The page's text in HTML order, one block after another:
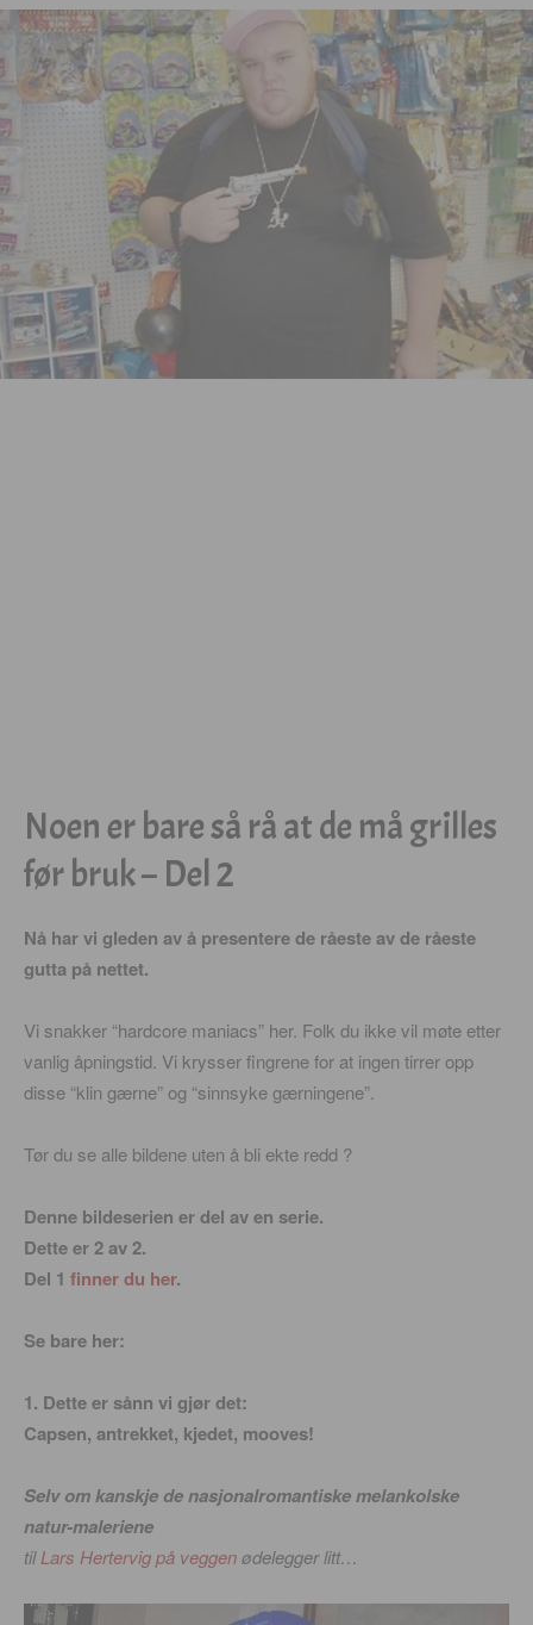
Noen er bare så rå at de må grilles
før bruk – Del 2
Nå har vi gleden av å presentere de råeste av de råeste
gutta på nettet.
Vi snakker “hardcore maniacs” her. Folk du ikke vil møte etter
vanlig åpningstid. Vi krysser fingrene for at ingen tirrer opp
disse “klin gærne” og “sinnsyke gærningene”.
Tør du se alle bildene uten å bli ekte redd ?
Denne bildeserien er del av en serie.
Dette er 2 av 2.
Del 1 finner du her.
Se bare her:
1. Dette er sånn vi gjør det:
Capsen, antrekket, kjedet, mooves!
Selv om kanskje de nasjonalromantiske melankolske
natur-maleriene
tilLars Hertervig på veggenødelegger litt…